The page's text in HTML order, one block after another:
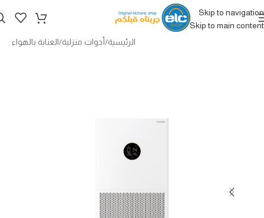
Skip to navigation
Skip to main content
الرئيسية/أدوات منزلية/العناية بالهواء